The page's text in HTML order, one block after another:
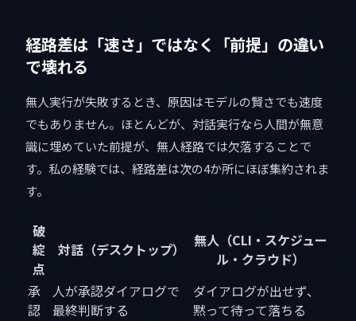
経路差は「速さ」ではなく「前提」の違い
で壊れる
無人実行が失敗するとき、原因はモデルの賢さでも速度
でもありません。ほとんどが、対話実行なら人間が無意
識に埋めていた前提が、無人経路では欠落することで
す。私の経験では、経路差は次の4か所にほぼ集約されま
す。
破
綻
点
対話（デスクトップ）
無人（CLI・スケジュー
ル・クラウド）
承
認
人が承認ダイアログで
最終判断する
ダイアログが出せず、
黙って待って落ちる